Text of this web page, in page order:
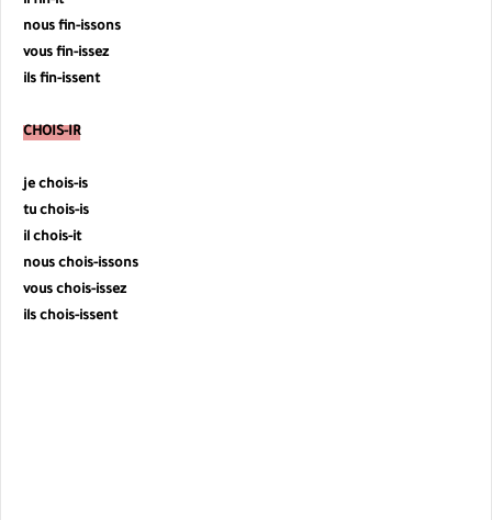
nous fin-issons
vous fin-issez
ils fin-issent
CHOIS-IR
je chois-is
tu chois-is
il chois-it
nous chois-issons
vous chois-issez
ils chois-issent